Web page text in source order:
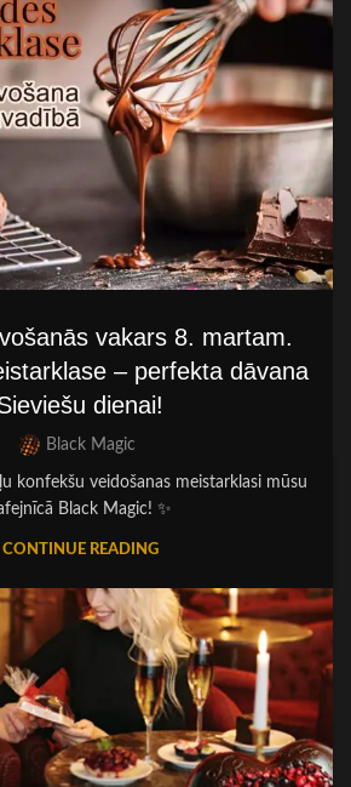
vakars 8. martam.
– perfekta dāvana
dienai!
Black Magic
konfekšu veidošanas meistarklasi mūsu
Black Magic! ✨
CONTINUE READING